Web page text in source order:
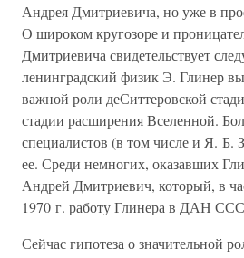
Андрея Дмитриевича, но уже в
О широком кругозоре и
Дмитриевича свидетельствует
ленинградский физик Э. Глинер
важной роли деСиттеровской
стадии расширения Вселенной.
специалистов (в том числе и Я. Б.
ее. Среди немногих, оказавших
Андрей Дмитриевич, который, в
1970 г. работу Глинера в ДАН
Сейчас гипотеза о значительной